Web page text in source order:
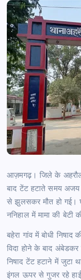
आज़मगढ़। जिले के अहरौला
बाद टेंट हटाते समय
से झुलसकर मौत हो गई।
ननिहाल में मामा की बेटी
बहेरा गांव में बोधी निषाद
विदा होने के बाद
निषाद टेंट हटाने में जुटा
इंगल ऊपर से गुजर रहे